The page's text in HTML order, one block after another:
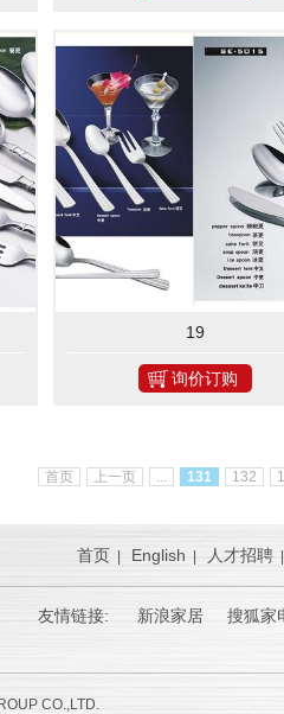
19
询价订购
首页 上一页 ... 131 132
首页 English 人才招聘
友情链接: 新浪家居 搜狐家
CO.,LTD.